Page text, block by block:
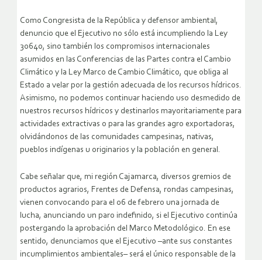
Como Congresista de la República y defensor ambiental,
denuncio que el Ejecutivo no sólo está incumpliendo la Ley
30640, sino también los compromisos internacionales
asumidos en las Conferencias de las Partes contra el Cambio
Climático y la Ley Marco de Cambio Climático, que obliga al
Estado a velar por la gestión adecuada de los recursos hídricos.
Asimismo, no podemos continuar haciendo uso desmedido de
nuestros recursos hídricos y destinarlos mayoritariamente para
actividades extractivas o para las grandes agro exportadoras,
olvidándonos de las comunidades campesinas, nativas,
pueblos indígenas u originarios y la población en general.
Cabe señalar que, mi región Cajamarca, diversos gremios de
productos agrarios, Frentes de Defensa, rondas campesinas,
vienen convocando para el 06 de febrero una jornada de
lucha, anunciando un paro indefinido, si el Ejecutivo continúa
postergando la aprobación del Marco Metodológico. En ese
sentido, denunciamos que el Ejecutivo –ante sus constantes
incumplimientos ambientales– será el único responsable de la